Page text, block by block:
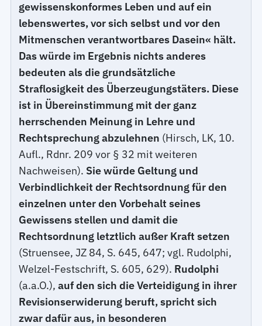
gewissenskonformes Leben und auf ein
lebenswertes, vor sich selbst und vor den
Mitmenschen verantwortbares Dasein« hält.
Das würde im Ergebnis nichts anderes
bedeuten als die grundsätzliche
Straflosigkeit des Überzeugungstäters. Diese
ist in Übereinstimmung mit der ganz
herrschenden Meinung in Lehre und
Rechtsprechung abzulehnen (Hirsch, LK, 10.
Aufl., Rdnr. 209 vor § 32 mit weiteren
Nachweisen). Sie würde Geltung und
Verbindlichkeit der Rechtsordnung für den
einzelnen unter den Vorbehalt seines
Gewissens stellen und damit die
Rechtsordnung letztlich außer Kraft setzen
(Struensee, JZ 84, S. 645, 647; vgl. Rudolphi,
Welzel-Festschrift, S. 605, 629). Rudolphi
(a.a.O.),auf den sich die Verteidigung in ihrer
Revisionserwiderung beruft, spricht sich
zwar dafür aus, in besonderen